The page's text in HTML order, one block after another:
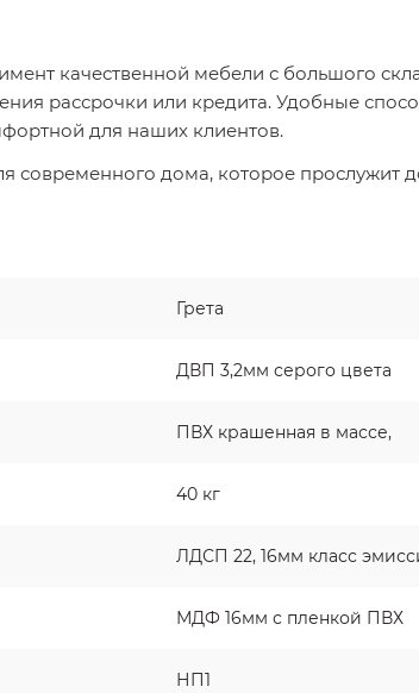
качественной мебели с большого
рассрочки или кредита. Удобные
для наших клиентов.
современного дома, которое прослужит
Грета
ДВП 3,2мм серого цвета
ПВХ крашенная в массе,
40 кг
ЛДСП 22, 16мм класс
МДФ 16мм с пленкой ПВХ
НП1